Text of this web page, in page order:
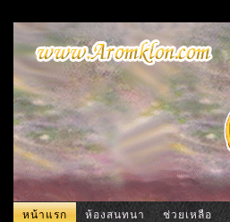
หน้าแรก ห้องสนทนา ช่วยเหลือ